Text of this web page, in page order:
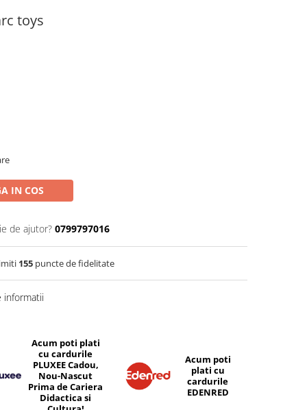
toys
IN COS
de ajutor? 0799797016
155 puncte de fidelitate
informatii
Acum poti plati
cu cardurile
PLUXEE Cadou,
Nou-Nascut
Prima de Cariera
Didactica si
Acum poti
plati cu
cardurile
EDENRED